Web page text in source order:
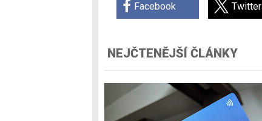
Facebook Twitter
NEJČTENĚJŠÍ ČLÁNKY